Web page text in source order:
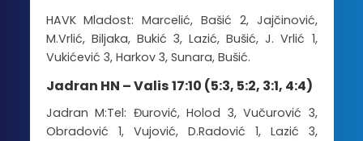
HAVK Mladost: Marcelić, Bašić 2, Jajčinović,
M.Vrlić, Biljaka, Bukić 3, Lazić, Bušić, J. Vrlić 1,
Vukićević 3, Harkov 3, Sunara, Bušić.
Jadran HN – Valis 17:10 (5:3, 5:2, 3:1, 4:4)
Jadran M:Tel: Đurović, Holod 3, Vučurović 3,
Obradović 1, Vujović, D.Radović 1, Lazić 3,